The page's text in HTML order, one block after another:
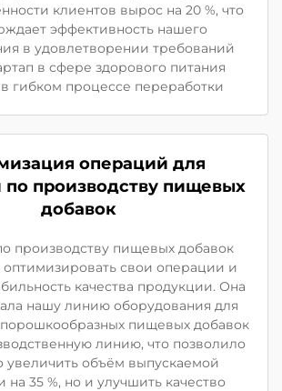
клиентов вырос на 20 %, что
эффективность нашего
в удовлетворении требований
в сфере здорового питания
гибком процессе переработки
операций для
производству пищевых
добавок
производству пищевых добавок
оптимизировать свои операции и
качества продукции. Она
нашу линию оборудования для
пищевых добавок
линию, что позволило
увеличить объём выпускаемой
на 35 %, но и улучшить качество